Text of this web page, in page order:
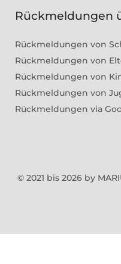
Rückmeldungen
Rückmeldungen von
Rückmeldungen von
Rückmeldungen von
Rückmeldungen von
Rückmeldungen via
© 2021 bis 2026 by